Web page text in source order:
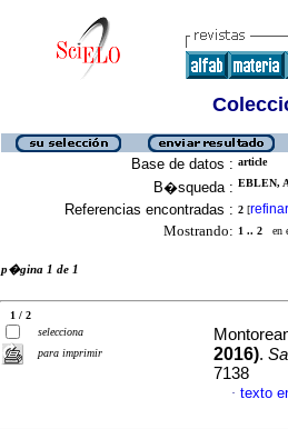
Base de datos : article
B�squeda : EBLEN,
Referencias encontradas : 2 [refinar
Mostrando: 1 .. 2 en
p�gina 1 de 1
1 / 2
selecciona
para imprimir
2016).
7138
· texto